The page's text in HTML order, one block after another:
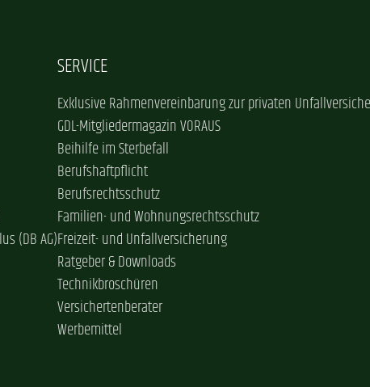
(DB AG)
SERVICE
Exklusive Rahmenvereinbarung zur privaten
GDL-Mitgliedermagazin VORAUS
Beihilfe im Sterbefall
Berufshaftpflicht
Berufsrechtsschutz
Familien- und Wohnungsrechtsschutz
Freizeit- und Unfallversicherung
Ratgeber & Downloads
Technikbroschüren
Versichertenberater
Werbemittel